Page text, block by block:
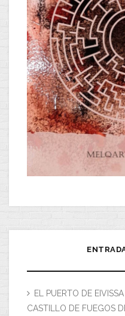
EL PUERTO DE
CASTILLO DE FUEGOS